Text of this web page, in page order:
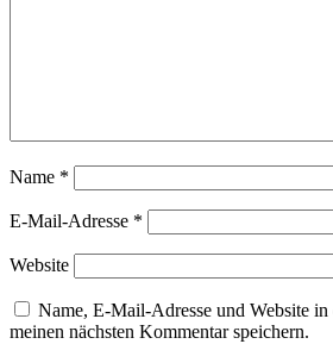
Name *
E-Mail-Adresse *
Website
Name, E-Mail-Adresse und Website
meinen nächsten Kommentar speichern.